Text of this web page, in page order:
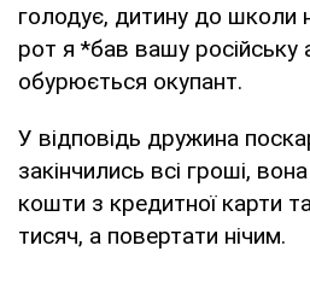
голодує, дитину до школи
рот я *бав вашу російську
обурюється окупант.
У відповідь дружина
закінчились всі гроші,
кошти з кредитної карти
тисяч, а повертати нічим.